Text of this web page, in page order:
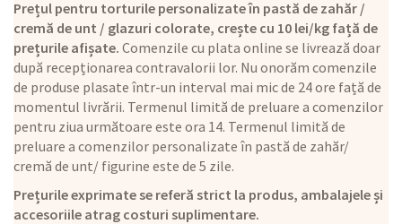
Prețul pentru torturile personalizate în pastă de zahăr /
cremă de unt / glazuri colorate, crește cu 10 lei/kg față de
prețurile afișate. Comenzile cu plata online se livrează doar
după recepționarea contravalorii lor. Nu onorăm comenzile
de produse plasate într-un interval mai mic de 24 ore față de
momentul livrării. Termenul limită de preluare a comenzilor
pentru ziua următoare este ora 14. Termenul limită de
preluare a comenzilor personalizate în pastă de zahăr/
cremă de unt/ figurine este de 5 zile.
Prețurile exprimate se referă strict la produs, ambalajele și
accesoriile atrag costuri suplimentare.